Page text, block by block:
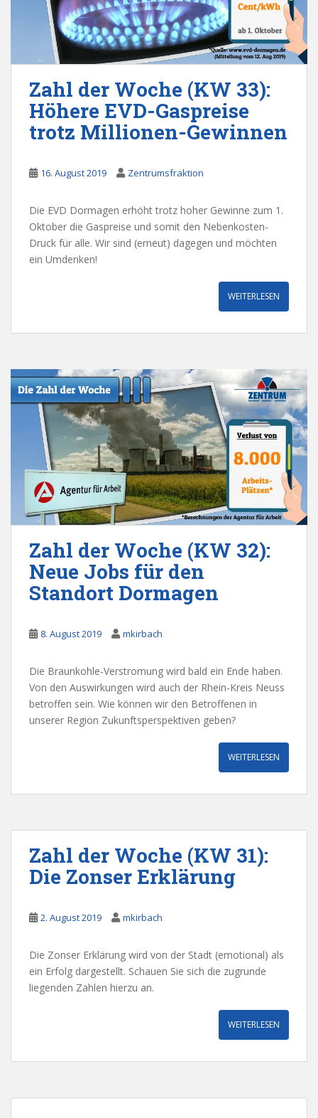
Zahl der Woche (KW 33):
Höhere EVD-Gaspreise
trotz Millionen-Gewinnen
16. August 2019 Zentrumsfraktion
Die EVD Dormagen erhöht trotz hoher Gewinne zum 1.
Oktober die Gaspreise und somit den Nebenkosten-
Druck für alle. Wir sind (erneut) dagegen und möchten
ein Umdenken!
WEITERLESEN
Zahl der Woche (KW 32):
Neue Jobs für den
Standort Dormagen
8. August 2019 mkirbach
Die Braunkohle-Verstromung wird bald ein Ende haben.
Von den Auswirkungen wird auch der Rhein-Kreis Neuss
betroffen sein. Wie können wir den Betroffenen in
unserer Region Zukunftsperspektiven geben?
WEITERLESEN
Zahl der Woche (KW 31):
Die Zonser Erklärung
2. August 2019 mkirbach
Die Zonser Erklärung wird von der Stadt (emotional) als
ein Erfolg dargestellt. Schauen Sie sich die zugrunde
liegenden Zahlen hierzu an.
WEITERLESEN